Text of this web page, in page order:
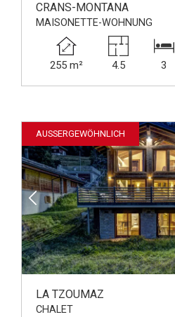
CRANS-MONTANA
MAISONETTE-WOHNUNG
255 m² 4.5 3
AUSSERGEWÖHNLICH
LA TZOUMAZ
CHALET